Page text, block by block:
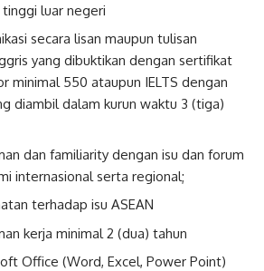
luar negeri
secara lisan maupun tulisan
yang dibuktikan dengan sertifikat
minimal 550 ataupun IELTS dengan
diambil dalam kurun waktu 3 (tiga)
dan familiarity dengan isu dan forum
internasional serta regional;
terhadap isu ASEAN
kerja minimal 2 (dua) tahun
Office (Word, Excel, Power Point)